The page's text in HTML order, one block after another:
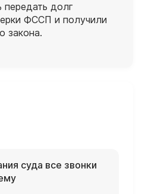
передать долг
ФССП и получили
закона.
суда все звонки